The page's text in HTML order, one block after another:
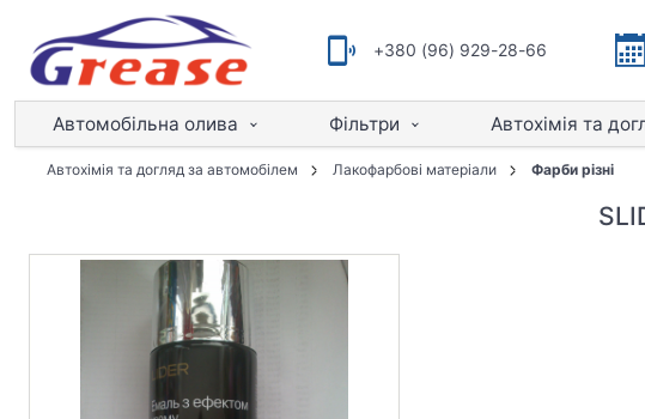
+380 (96) 929-28-66
Автомобільна олива Фільтри Автохімія та
Автохімія та догляд за автомобілем Лакофарбові матеріали Фарби різні